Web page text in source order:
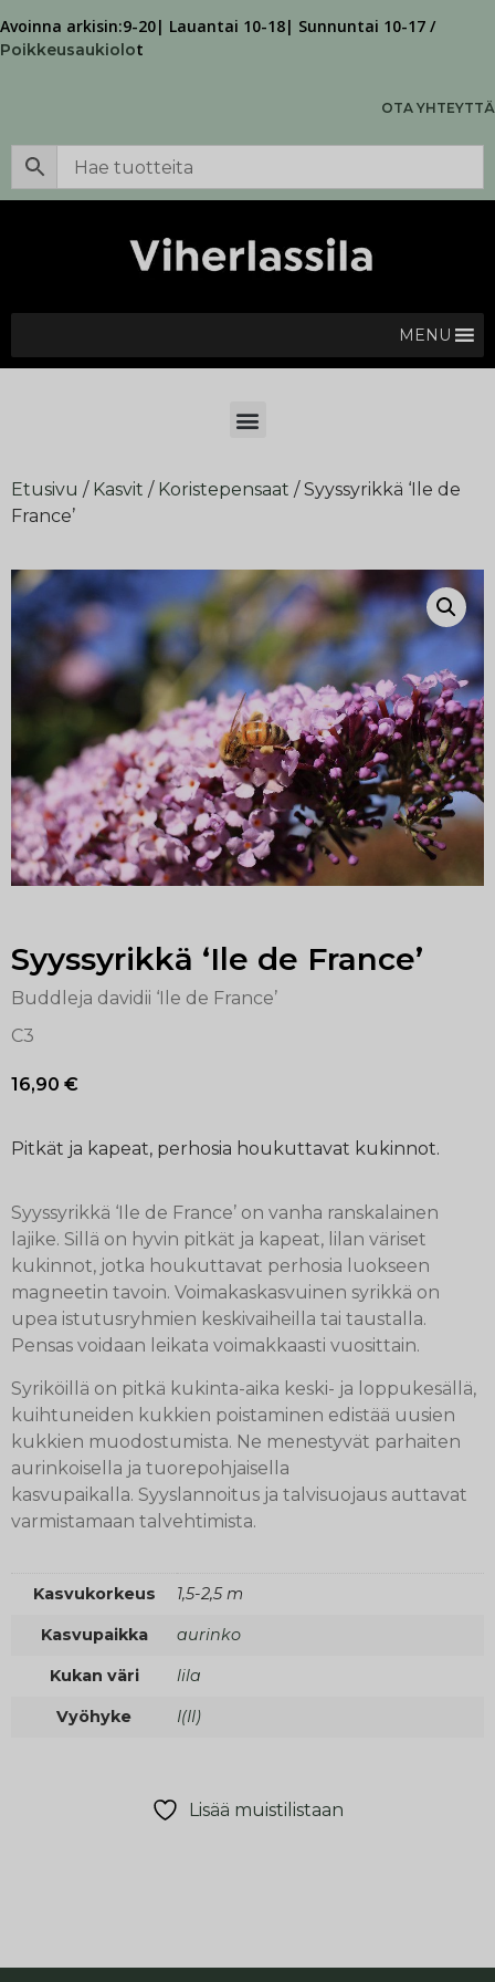
Avoinna arkisin:9-20| Lauantai 10-18| Sunnuntai 10-17 /
Poikkeusaukiolot
OTA YHTEYTTÄ
MENU
Etusivu / Kasvit / Koristepensaat / Syyssyrikkä ‘Ile de
France’
Syyssyrikkä ‘Ile de France’
Buddleja davidii ‘Ile de France’
C3
16,90 €
Pitkät ja kapeat, perhosia houkuttavat kukinnot.
Syyssyrikkä ‘Ile de France’ on vanha ranskalainen
lajike. Sillä on hyvin pitkät ja kapeat, lilan väriset
kukinnot, jotka houkuttavat perhosia luokseen
magneetin tavoin. Voimakaskasvuinen syrikkä on
upea istutusryhmien keskivaiheilla tai taustalla.
Pensas voidaan leikata voimakkaasti vuosittain.
Syriköillä on pitkä kukinta-aika keski- ja loppukesällä,
kuihtuneiden kukkien poistaminen edistää uusien
kukkien muodostumista. Ne menestyvät parhaiten
aurinkoisella ja tuorepohjaisella
kasvupaikalla. Syyslannoitus ja talvisuojaus auttavat
varmistamaan talvehtimista.
Kasvukorkeus 1,5-2,5 m
Kasvupaikka aurinko
Kukan väri lila
Vyöhyke I(II)
Lisää muistilistaan